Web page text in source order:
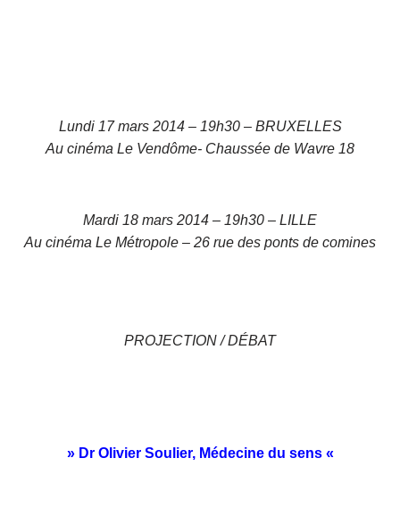
Lundi 17 mars 2014 – 19h30 – BRUXELLES
Au cinéma Le Vendôme- Chaussée de Wavre 18
Mardi 18 mars 2014 – 19h30 – LILLE
Au cinéma Le Métropole – 26 rue des ponts de comines
PROJECTION / DÉBAT
» Dr Olivier Soulier, Médecine du sens «